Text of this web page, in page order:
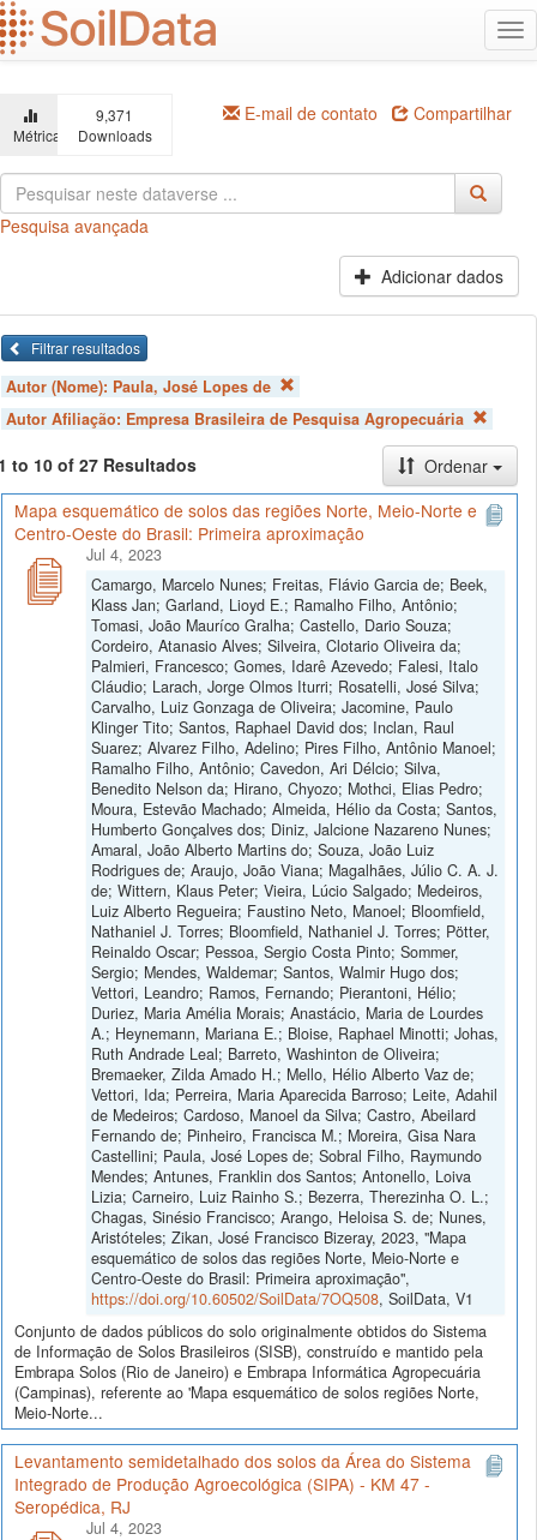
Ir
para
o
principal
Métricas
9,371
Downloads
E-mail de contato Compartilhar
Pesquisa avançada
Adicionar dados
Filtrar resultados
Autor (Nome): Paula, José Lopes de
Autor Afiliação: Empresa Brasileira de Pesquisa Agropecuária
to 10 of 27 Resultados
Ordenar
Mapa esquemático de solos das regiões Norte, Meio-Norte e
Centro-Oeste do Brasil: Primeira aproximação
Jul 4, 2023
Camargo, Marcelo Nunes; Freitas, Flávio Garcia de; Beek,
Klass Jan; Garland, Lioyd E.; Ramalho Filho, Antônio;
Tomasi, João Mauríco Gralha; Castello, Dario Souza;
Cordeiro, Atanasio Alves; Silveira, Clotario Oliveira da;
Palmieri, Francesco; Gomes, Idarê Azevedo; Falesi, Italo
Cláudio; Larach, Jorge Olmos Iturri; Rosatelli, José Silva;
Carvalho, Luiz Gonzaga de Oliveira; Jacomine, Paulo
Klinger Tito; Santos, Raphael David dos; Inclan, Raul
Suarez; Alvarez Filho, Adelino; Pires Filho, Antônio Manoel;
Ramalho Filho, Antônio; Cavedon, Ari Délcio; Silva,
Benedito Nelson da; Hirano, Chyozo; Mothci, Elias Pedro;
Moura, Estevão Machado; Almeida, Hélio da Costa; Santos,
Humberto Gonçalves dos; Diniz, Jalcione Nazareno Nunes;
Amaral, João Alberto Martins do; Souza, João Luiz
Rodrigues de; Araujo, João Viana; Magalhães, Júlio C. A. J.
de; Wittern, Klaus Peter; Vieira, Lúcio Salgado; Medeiros,
Luiz Alberto Regueira; Faustino Neto, Manoel; Bloomfield,
Nathaniel J. Torres; Bloomfield, Nathaniel J. Torres; Pötter,
Reinaldo Oscar; Pessoa, Sergio Costa Pinto; Sommer,
Sergio; Mendes, Waldemar; Santos, Walmir Hugo dos;
Vettori, Leandro; Ramos, Fernando; Pierantoni, Hélio;
Duriez, Maria Amélia Morais; Anastácio, Maria de Lourdes
A.; Heynemann, Mariana E.; Bloise, Raphael Minotti; Johas,
Ruth Andrade Leal; Barreto, Washinton de Oliveira;
Bremaeker, Zilda Amado H.; Mello, Hélio Alberto Vaz de;
Vettori, Ida; Perreira, Maria Aparecida Barroso; Leite, Adahil
de Medeiros; Cardoso, Manoel da Silva; Castro, Abeilard
Fernando de; Pinheiro, Francisca M.; Moreira, Gisa Nara
Castellini; Paula, José Lopes de; Sobral Filho, Raymundo
Mendes; Antunes, Franklin dos Santos; Antonello, Loiva
Lizia; Carneiro, Luiz Rainho S.; Bezerra, Therezinha O. L.;
Chagas, Sinésio Francisco; Arango, Heloisa S. de; Nunes,
Aristóteles; Zikan, José Francisco Bizeray, 2023, "Mapa
esquemático de solos das regiões Norte, Meio-Norte e
Centro-Oeste do Brasil: Primeira aproximação",
https://doi.org/10.60502/SoilData/7OQ508, SoilData, V1
Conjunto de dados públicos do solo originalmente obtidos do Sistema
de Informação de Solos Brasileiros (SISB), construído e mantido pela
Embrapa Solos (Rio de Janeiro) e Embrapa Informática Agropecuária
(Campinas), referente ao 'Mapa esquemático de solos regiões Norte,
Meio-Norte...
Levantamento semidetalhado dos solos da Área do Sistema
Integrado de Produção Agroecológica (SIPA) - KM 47 -
Seropédica, RJ
Jul 4, 2023